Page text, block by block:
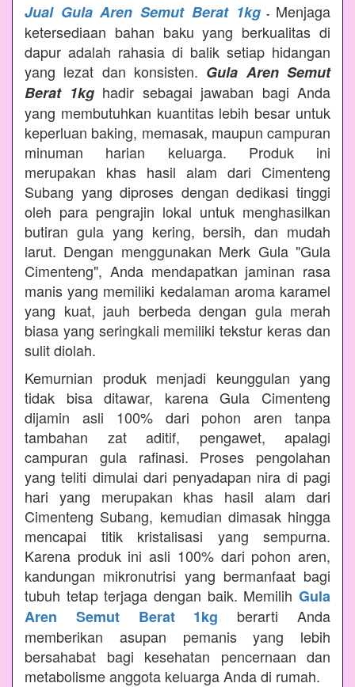
Jual Gula Aren Semut Berat 1kg- Menjaga
ketersediaan bahan baku yang berkualitas di
dapur adalah rahasia di balik setiap hidangan
yang lezat dan konsisten. Gula Aren Semut
Berat 1kghadir sebagai jawaban bagi Anda
yang membutuhkan kuantitas lebih besar untuk
keperluan baking, memasak, maupun campuran
minuman harian keluarga. Produk ini
merupakan khas hasil alam dari Cimenteng
Subang yang diproses dengan dedikasi tinggi
oleh para pengrajin lokal untuk menghasilkan
butiran gula yang kering, bersih, dan mudah
larut. Dengan menggunakan Merk Gula "Gula
Cimenteng", Anda mendapatkan jaminan rasa
manis yang memiliki kedalaman aroma karamel
yang kuat, jauh berbeda dengan gula merah
biasa yang seringkali memiliki tekstur keras dan
sulit diolah.
Kemurnian produk menjadi keunggulan yang
tidak bisa ditawar, karena Gula Cimenteng
dijamin asli 100% dari pohon aren tanpa
tambahan zat aditif, pengawet, apalagi
campuran gula rafinasi. Proses pengolahan
yang teliti dimulai dari penyadapan nira di pagi
hari yang merupakan khas hasil alam dari
Cimenteng Subang, kemudian dimasak hingga
mencapai titik kristalisasi yang sempurna.
Karena produk ini asli 100% dari pohon aren,
kandungan mikronutrisi yang bermanfaat bagi
tubuh tetap terjaga dengan baik. Memilih Gula
Aren Semut Berat 1kg berarti Anda
memberikan asupan pemanis yang lebih
bersahabat bagi kesehatan pencernaan dan
metabolisme anggota keluarga Anda di rumah.